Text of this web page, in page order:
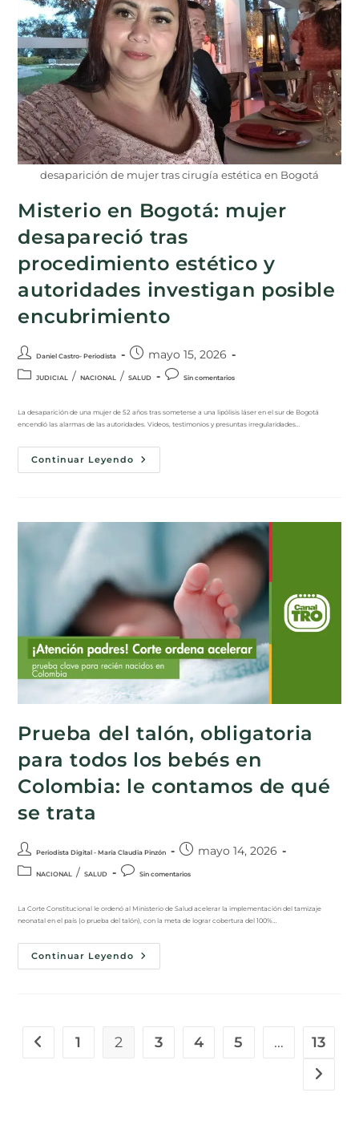
desaparición de mujer tras cirugía estética en Bogotá
Misterio en Bogotá: mujer
desapareció tras
procedimiento estético y
autoridades investigan posible
encubrimiento
Daniel Castro- Periodista mayo 15, 2026
JUDICIAL / NACIONAL / SALUD Sin comentarios
La desaparición de una mujer de 52 años tras someterse a una lipólisis láser en el sur de Bogotá
encendió las alarmas de las autoridades. Videos, testimonios y presuntas irregularidades…
Continuar Leyendo
Prueba del talón, obligatoria
para todos los bebés en
Colombia: le contamos de qué
se trata
Periodista Digital - María Claudia Pinzón mayo 14, 2026
NACIONAL / SALUD Sin comentarios
La Corte Constitucional le ordenó al Ministerio de Salud acelerar la implementación del tamizaje
neonatal en el país (o prueba del talón), con la meta de lograr cobertura del 100%…
Continuar Leyendo
1 2 3 4 5 … 13